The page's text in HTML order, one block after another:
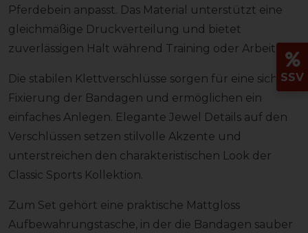
Pferdebein anpasst. Das Material unterstützt eine
gleichmäßige Druckverteilung und bietet
zuverlässigen Halt während Training oder Arbeit.
Die stabilen Klettverschlüsse sorgen für eine sichere
Fixierung der Bandagen und ermöglichen ein
einfaches Anlegen. Elegante Jewel Details auf den
Verschlüssen setzen stilvolle Akzente und
unterstreichen den charakteristischen Look der
Classic Sports Kollektion.
Zum Set gehört eine praktische Mattgloss
Aufbewahrungstasche, in der die Bandagen sauber
SSV